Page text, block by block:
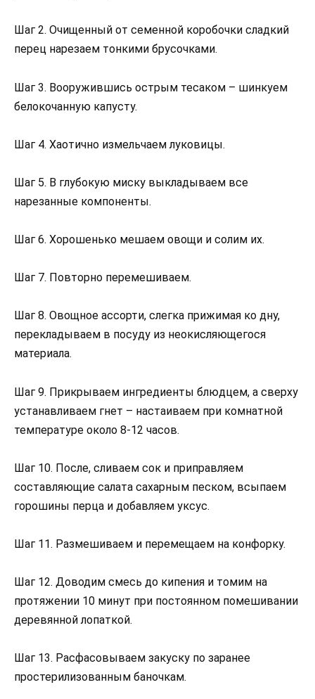
Шаг 2. Очищенный от семенной коробочки сладкий
перец нарезаем тонкими брусочками.
Шаг 3. Вооружившись острым тесаком – шинкуем
белокочанную капусту.
Шаг 4. Хаотично измельчаем луковицы.
Шаг 5. В глубокую миску выкладываем все
нарезанные компоненты.
Шаг 6. Хорошенько мешаем овощи и солим их.
Шаг 7. Повторно перемешиваем.
Шаг 8. Овощное ассорти, слегка прижимая ко дну,
перекладываем в посуду из неокисляющегося
материала.
Шаг 9. Прикрываем ингредиенты блюдцем, а сверху
устанавливаем гнет – настаиваем при комнатной
температуре около 8-12 часов.
Шаг 10. После, сливаем сок и приправляем
составляющие салата сахарным песком, всыпаем
горошины перца и добавляем уксус.
Шаг 11. Размешиваем и перемещаем на конфорку.
Шаг 12. Доводим смесь до кипения и томим на
протяжении 10 минут при постоянном помешивании
деревянной лопаткой.
Шаг 13. Расфасовываем закуску по заранее
простерилизованным баночкам.